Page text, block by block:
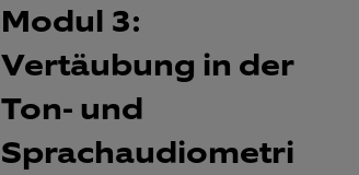
Modul 3:
Vertäubung in der
Ton- und
Sprachaudiometri